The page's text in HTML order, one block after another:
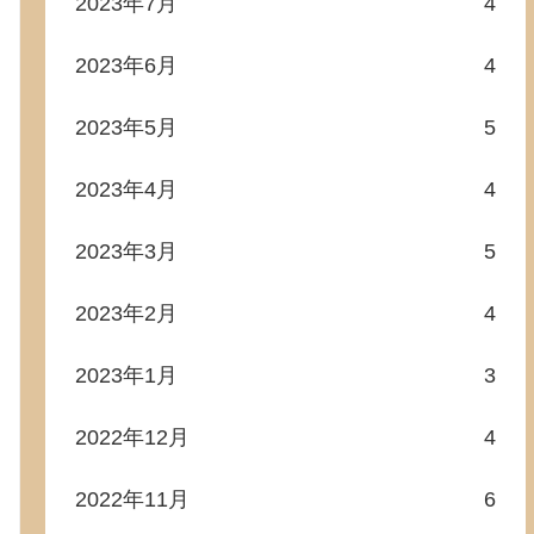
2023年6月 4
2023年5月 5
2023年4月 4
2023年3月 5
2023年2月 4
2023年1月 3
2022年12月 4
2022年11月 6